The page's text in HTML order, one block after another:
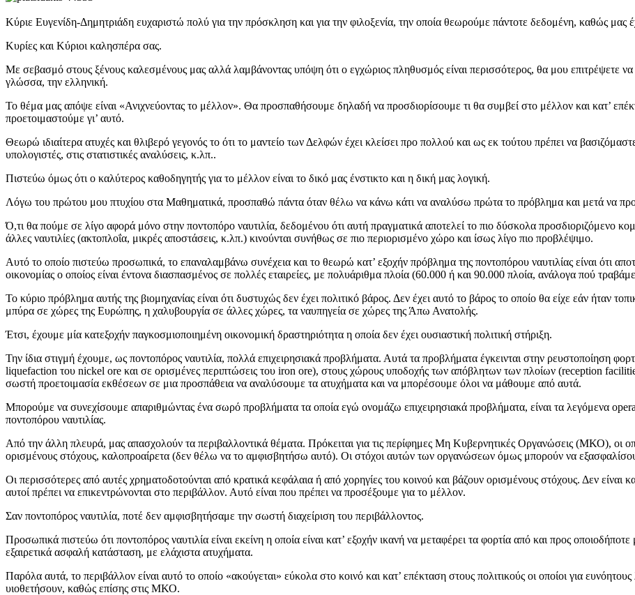
Κύριε Ευγενίδη-Δημητριάδη ευχαριστώ πολύ για την πρόσκληση και για την φιλοξενία, την οποία θεωρούμε πάντοτε δεδομένη, καθώς μας
Κυρίες και Κύριοι καλησπέρα σας.
Με σεβασμό στους ξένους καλεσμένους μας αλλά λαμβάνοντας υπόψη ότι ο εγχώριος πληθυσμός είναι περισσότερος, θα μου επιτρέψετε
γλώσσα, την ελληνική.
Το θέμα μας απόψε είναι «Ανιχνεύοντας το μέλλον». Θα προσπαθήσουμε δηλαδή να προσδιορίσουμε τι θα συμβεί στο μέλλον και κατ’
προετοιμαστούμε γι’ αυτό.
Θεωρώ ιδιαίτερα ατυχές και θλιβερό γεγονός το ότι το μαντείο των Δελφών έχει κλείσει προ πολλού και ως εκ τούτου πρέπει να
υπολογιστές, στις στατιστικές αναλύσεις, κ.λπ..
Πιστεύω όμως ότι ο καλύτερος καθοδηγητής για το μέλλον είναι το δικό μας ένστικτο και η δική μας λογική.
Λόγω του πρώτου μου πτυχίου στα Μαθηματικά, προσπαθώ πάντα όταν θέλω να κάνω κάτι να αναλύσω πρώτα το πρόβλημα και μετά να
Ό,τι θα πούμε σε λίγο αφορά μόνο στην ποντοπόρο ναυτιλία, δεδομένου ότι αυτή πραγματικά αποτελεί το πιο δύσκολα προσδιοριζόμενο
άλλες ναυτιλίες (ακτοπλοΐα, μικρές αποστάσεις, κ.λπ.) κινούνται συνήθως σε πιο περιορισμένο χώρο και ίσως λίγο πιο προβλέψιμο.
Αυτό το οποίο πιστεύω προσωπικά, το επαναλαμβάνω συνέχεια και το θεωρώ κατ’ εξοχήν πρόβλημα της ποντοπόρου ναυτιλίας είναι ότι
οικονομίας ο οποίος είναι έντονα διασπασμένος σε πολλές εταιρείες, με πολυάριθμα πλοία (60.000 ή και 90.000 πλοία, ανάλογα πού
Το κύριο πρόβλημα αυτής της βιομηχανίας είναι ότι δυστυχώς δεν έχει πολιτικό βάρος. Δεν έχει αυτό το βάρος το οποίο θα είχε εάν ήταν
μπύρα σε χώρες της Ευρώπης, η χαλυβουργία σε άλλες χώρες, τα ναυπηγεία σε χώρες της Άπω Ανατολής.
Έτσι, έχουμε μία κατεξοχήν παγκοσμιοποιημένη οικονομική δραστηριότητα η οποία δεν έχει ουσιαστική πολιτική στήριξη.
Την ίδια στιγμή έχουμε, ως ποντοπόρος ναυτιλία, πολλά επιχειρησιακά προβλήματα. Αυτά τα προβλήματα έγκεινται στην ρευστοποίηση
liquefaction του nickel ore και σε ορισμένες περιπτώσεις του iron ore), στους χώρους υποδοχής των απόβλητων των πλοίων (reception
σωστή προετοιμασία εκθέσεων σε μια προσπάθεια να αναλύσουμε τα ατυχήματα και να μπορέσουμε όλοι να μάθουμε από αυτά.
Μπορούμε να συνεχίσουμε απαριθμώντας ένα σωρό προβλήματα τα οποία εγώ ονομάζω επιχειρησιακά προβλήματα, είναι τα λεγόμενα
ποντοπόρου ναυτιλίας.
Από την άλλη πλευρά, μας απασχολούν τα περιβαλλοντικά θέματα. Πρόκειται για τις περίφημες Μη Κυβερνητικές Οργανώσεις (ΜΚΟ), οι
ορισμένους στόχους, καλοπροαίρετα (δεν θέλω να το αμφισβητήσω αυτό). Οι στόχοι αυτών των οργανώσεων όμως μπορούν να
Οι περισσότερες από αυτές χρηματοδοτούνται από κρατικά κεφάλαια ή από χορηγίες του κοινού και βάζουν ορισμένους στόχους. Δεν είναι
αυτοί πρέπει να επικεντρώνονται στο περιβάλλον. Αυτό είναι που πρέπει να προσέξουμε για το μέλλον.
Σαν ποντοπόρος ναυτιλία, ποτέ δεν αμφισβητήσαμε την σωστή διαχείριση του περιβάλλοντος.
Προσωπικά πιστεύω ότι ποντοπόρος ναυτιλία είναι εκείνη η οποία είναι κατ’ εξοχήν ικανή να μεταφέρει τα φορτία από και προς
εξαιρετικά ασφαλή κατάσταση, με ελάχιστα ατυχήματα.
Παρόλα αυτά, το περιβάλλον είναι αυτό το οποίο «ακούγεται» εύκολα στο κοινό και κατ’ επέκταση στους πολιτικούς οι οποίοι για
υιοθετήσουν, καθώς επίσης στις ΜΚΟ.